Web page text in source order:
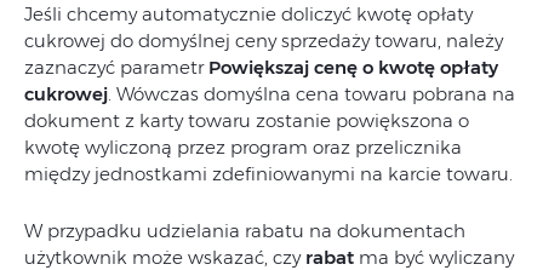
Jeśli chcemy automatycznie doliczyć kwotę opłaty
cukrowej do domyślnej ceny sprzedaży towaru, należy
zaznaczyć parametr Powiększaj cenę o kwotę opłaty
cukrowej . Wówczas domyślna cena towaru pobrana na
dokument z karty towaru zostanie powiększona o
kwotę wyliczoną przez program oraz przelicznika
między jednostkami zdefiniowanymi na karcie towaru.
W przypadku udzielania rabatu na dokumentach
użytkownik może wskazać, czy rabat ma być wyliczany